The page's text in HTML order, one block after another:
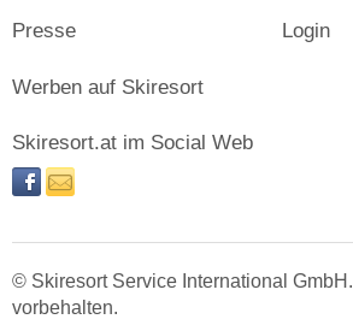
Presse Login
Werben auf Skiresort
Skiresort.at im Social Web
facebooknewsletter
© Skiresort Service International
vorbehalten.